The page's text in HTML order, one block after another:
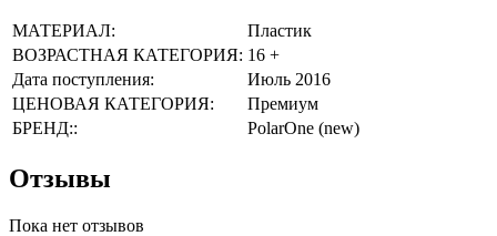
МАТЕРИАЛ:
Пластик
ВОЗРАСТНАЯ КАТЕГОРИЯ: 16 +
Дата поступления:
Июль 2016
ЦЕНОВАЯ КАТЕГОРИЯ:
Премиум
БРЕНД::
PolarOne (new)
Отзывы
Пока нет отзывов